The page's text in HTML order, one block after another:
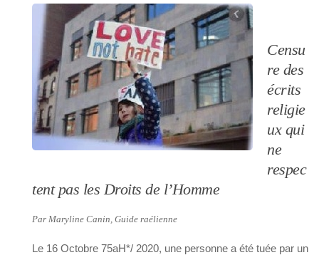
Censu
re des
écrits
religie
ux qui
ne
respec
tent pas les Droits de l’Homme
Par Maryline Canin, Guide raélienne
Le 16 Octobre 75aH*/ 2020, une personne a été tuée par un